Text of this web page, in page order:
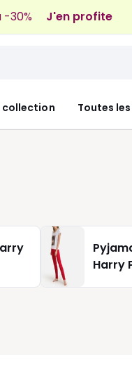
-30% J'en profite
collection Toutes
Harry